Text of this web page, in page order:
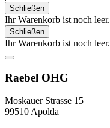
Schließen
Ihr Warenkorb ist noch leer.
Schließen
Ihr Warenkorb ist noch leer.
Raebel OHG
Moskauer Strasse 15
99510 Apolda